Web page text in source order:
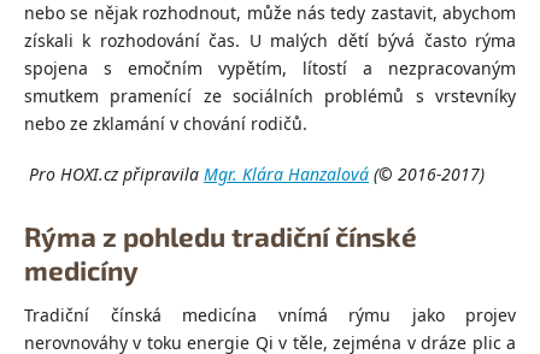
nebo se nějak rozhodnout, může nás tedy zastavit, abychom
získali k rozhodování čas. U malých dětí bývá často rýma
spojena s emočním vypětím, lítostí a nezpracovaným
smutkem pramenící ze sociálních problémů s vrstevníky
nebo ze zklamání v chování rodičů.
Pro HOXI.cz připravila Mgr. Klára Hanzalová (© 2016-2017)
Rýma z pohledu tradiční čínské
medicíny
Tradiční čínská medicína vnímá rýmu jako projev
nerovnováhy v toku energie Qi v těle, zejména v dráze plic a